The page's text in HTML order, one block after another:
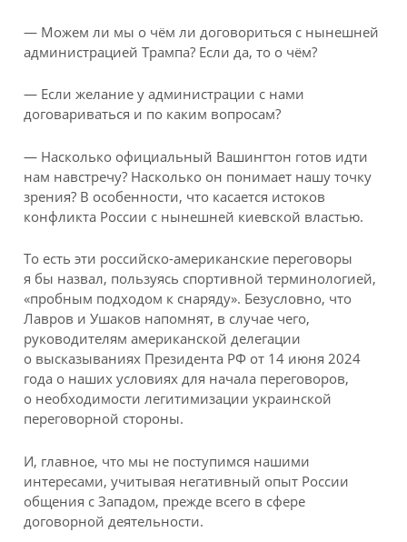
— Можем ли мы о чём ли договориться с нынешней
администрацией Трампа? Если да, то о чём?
— Если желание у администрации с нами
договариваться и по каким вопросам?
— Насколько официальный Вашингтон готов идти
нам навстречу? Насколько он понимает нашу точку
зрения? В особенности, что касается истоков
конфликта России с нынешней киевской властью.
То есть эти российско-американские переговоры
я бы назвал, пользуясь спортивной терминологией,
«пробным подходом к снаряду». Безусловно, что
Лавров и Ушаков напомнят, в случае чего,
руководителям американской делегации
о высказываниях Президента РФ от 14 июня 2024
года о наших условиях для начала переговоров,
о необходимости легитимизации украинской
переговорной стороны.
И, главное, что мы не поступимся нашими
интересами, учитывая негативный опыт России
общения с Западом, прежде всего в сфере
договорной деятельности.